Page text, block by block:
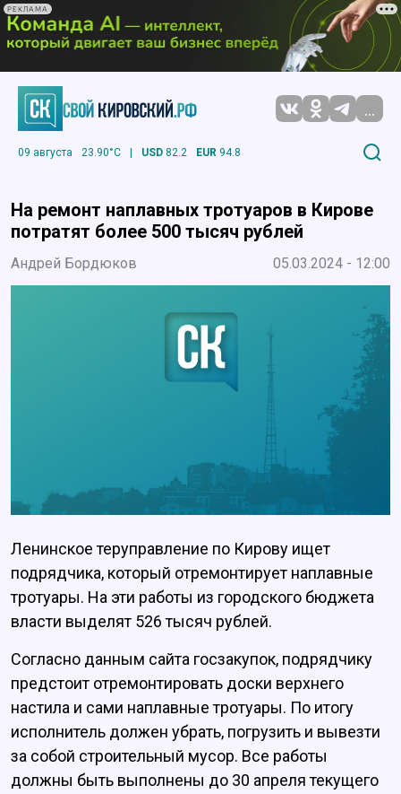
РЕКЛАМА
...
09 августа 23.90°C | USD 82.2 EUR 94.8
На ремонт наплавных тротуаров в Кирове
потратят более 500 тысяч рублей
Андрей Бордюков 05.03.2024 - 12:00
Ленинское теруправление по Кирову ищет
подрядчика, который отремонтирует наплавные
тротуары. На эти работы из городского бюджета
власти выделят 526 тысяч рублей.
Согласно данным сайта госзакупок, подрядчику
предстоит отремонтировать доски верхнего
настила и сами наплавные тротуары. По итогу
исполнитель должен убрать, погрузить и вывезти
за собой строительный мусор. Все работы
должны быть выполнены до 30 апреля текущего